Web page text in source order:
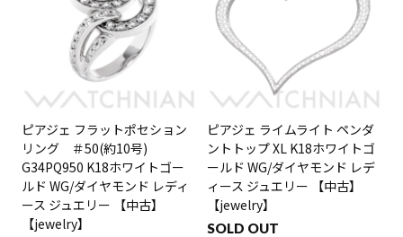
ピアジェ フラットポセション
リング ＃50(約10号)
G34PQ950 K18ホワイトゴー
ルド WG/ダイヤモンド レディ
ース ジュエリー 【中古】
【jewelry】
ピアジェ ライムライト ペンダ
ントトップ XL K18ホワイトゴ
ールド WG/ダイヤモンド レデ
ィース ジュエリー 【中古】
【jewelry】
SOLD OUT